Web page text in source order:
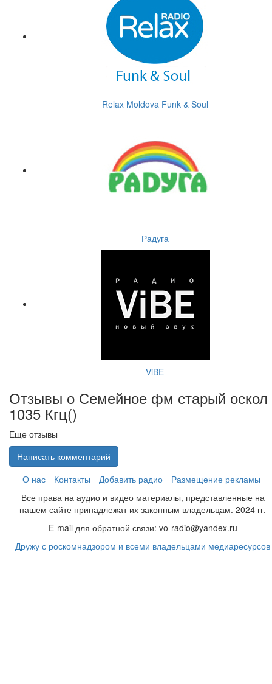
Relax Moldova Funk & Soul
Радуга
ViBE
Отзывы о Семейное фм старый оскол
1035 Кгц()
Еще отзывы
Написать комментарий
О нас
Контакты Добавить радио
Размещение рекламы
Все права на аудио и видео материалы, представленные на
нашем сайте принадлежат их законным владельцам. 2024 гг.
E-mail для обратной связи: vo-radio@yandex.ru
Дружу с роскомнадзором и всеми владельцами медиаресурсов